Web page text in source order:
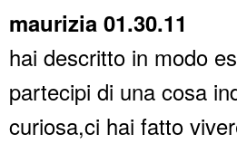
maurizia 01.30.11
hai descritto in modo
partecipi di una cosa
curiosa,ci hai fatto